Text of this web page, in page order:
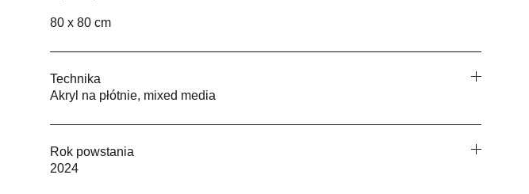
80 x 80 cm
Technika
Akryl na płótnie, mixed media
Rok powstania
2024